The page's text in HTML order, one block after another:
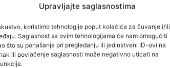
Upravljajte saglasnostima
koristimo tehnologije poput kolačića za čuvanje i/ili
Saglasnost sa ovim tehnologijama će nam omogućiti
što su ponašanje pri pregledanju ili jedinstveni ID-ovi na
ili povlačenje saglasnosti može negativno uticati na
na snagu potrebno je da ga potvrdi i